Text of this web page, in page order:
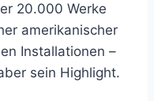
20.000 Werke
amerikanischer
Installationen –
sein Highlight.